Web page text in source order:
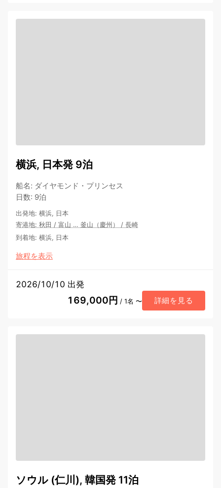
横浜, 日本発 9泊
船名: ダイヤモンド・プリンセス
日数: 9泊
出発地: 横浜, 日本
寄港地: 秋田 / 富山 … 釜山（慶州） / 長崎
到着地: 横浜, 日本
旅程を表示
2026/10/10 出発
169,000円 / 1名 〜 詳細を見る
ソウル (仁川), 韓国発 11泊